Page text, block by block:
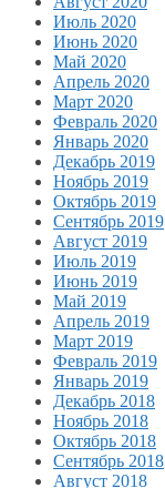
Июль 2020
Июнь 2020
Май 2020
Апрель 2020
Март 2020
Февраль 2020
Январь 2020
Декабрь 2019
Ноябрь 2019
Октябрь 2019
Сентябрь 2019
Август 2019
Июль 2019
Июнь 2019
Май 2019
Апрель 2019
Март 2019
Февраль 2019
Январь 2019
Декабрь 2018
Ноябрь 2018
Октябрь 2018
Сентябрь 2018
Август 2018